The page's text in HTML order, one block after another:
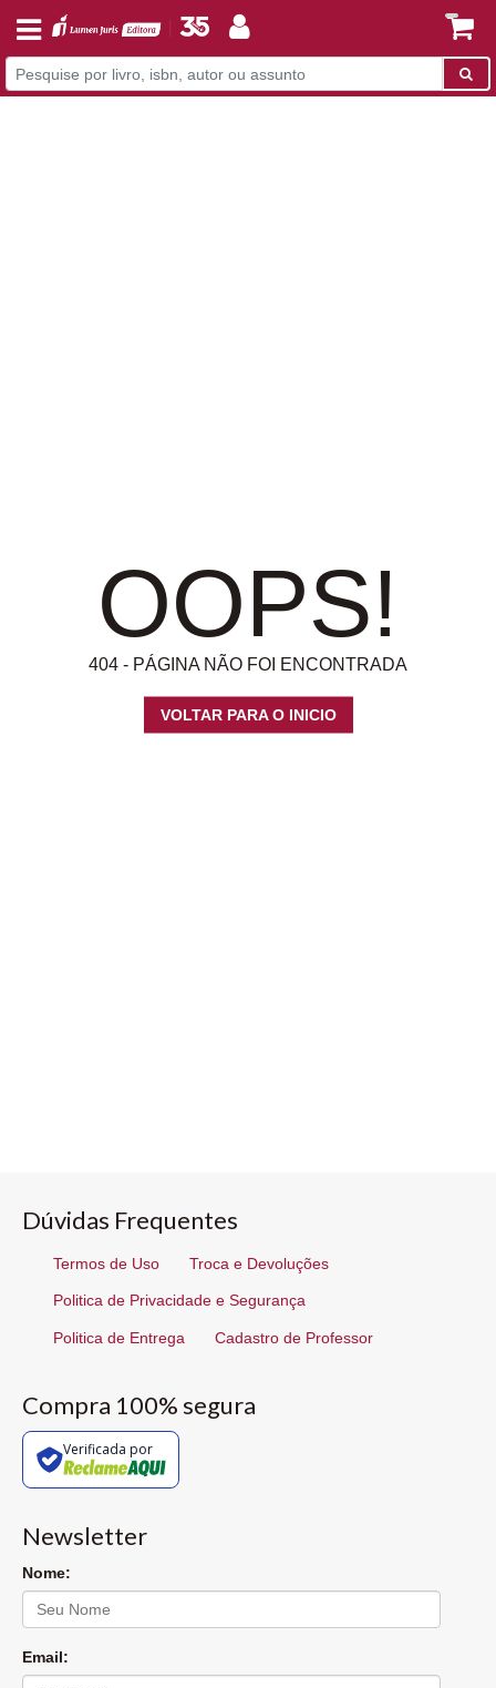
OOPS!
404 - PÁGINA NÃO FOI ENCONTRADA
VOLTAR PARA O INICIO
Dúvidas Frequentes
Termos de Uso Troca e Devoluções
Politica de Privacidade e Segurança
Politica de Entrega Cadastro de Professor
Compra 100% segura
Verificada por
Newsletter
Nome:
Email: